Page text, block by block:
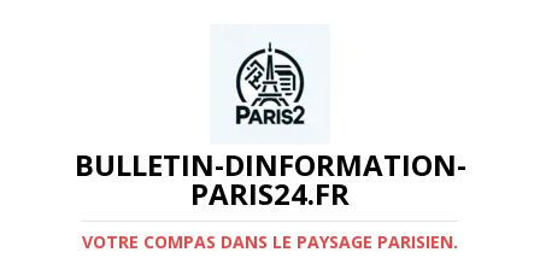
BULLETIN-DINFORMATION-
PARIS24.FR
VOTRE COMPAS DANS LE PAYSAGE PARISIEN.